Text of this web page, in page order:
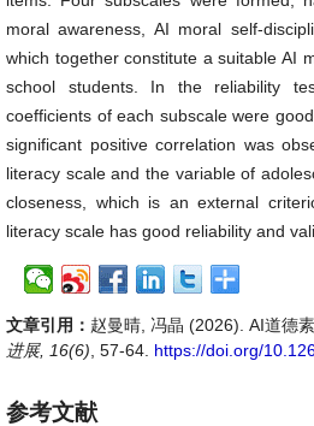
moral awareness, AI moral self-
which together constitute a suitable AI
school students. In the reliability
coefficients of each subscale were
significant positive correlation was
literacy scale and the variable of
closeness, which is an external
literacy scale has good reliability and
文章引用： 赵曼晴, 冯晶 (2026). AI道德
进展, 16(6) , 57-64. https://doi.org/
参考文献